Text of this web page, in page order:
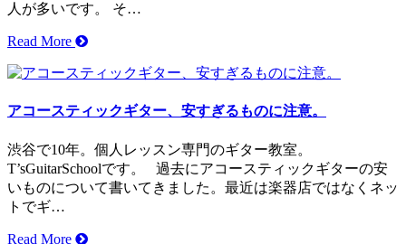
人が多いです。 そ…
Read More
アコースティックギター、安すぎるものに注意。
渋谷で10年。個人レッスン専門のギター教室。
T’sGuitarSchoolです。 過去にアコースティックギターの安
いものについて書いてきました。最近は楽器店ではなくネッ
トでギ…
Read More